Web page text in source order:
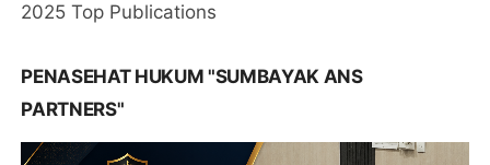
2025 Top Publications
PENASEHAT HUKUM "SUMBAYAK ANS
PARTNERS"